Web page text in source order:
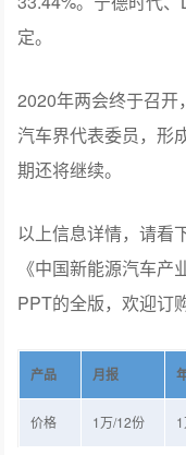
定。
2020年两会终于召开
汽车界代表委员，形
期还将继续。
以上信息详情，请看
《中国新能源汽车
PPT的全版，欢迎订购
产品 月报
价格 1万/12份 1